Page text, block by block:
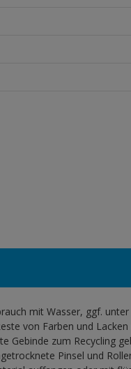
mit Wasser, ggf.
von Farben und
Gebinde zum Recycling
Pinsel und